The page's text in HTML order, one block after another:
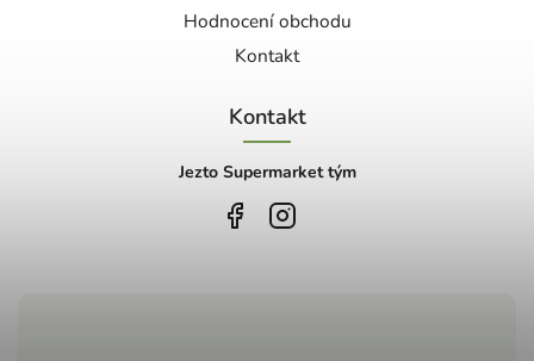
Hodnocení obchodu
Kontakt
Kontakt
Jezto Supermarket tým